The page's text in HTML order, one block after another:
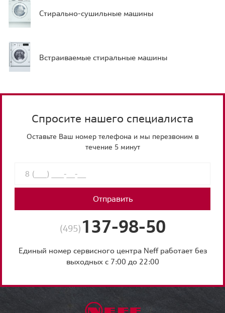
Стирально-сушильные машины
Встраиваемые стиральные машины
Спросите нашего специалиста
Оставьте Ваш номер телефона и мы перезвоним в
течение 5 минут
Отправить
(495) 137-98-50
Единый номер сервисного центра Neff работает без
выходных с 7:00 до 22:00